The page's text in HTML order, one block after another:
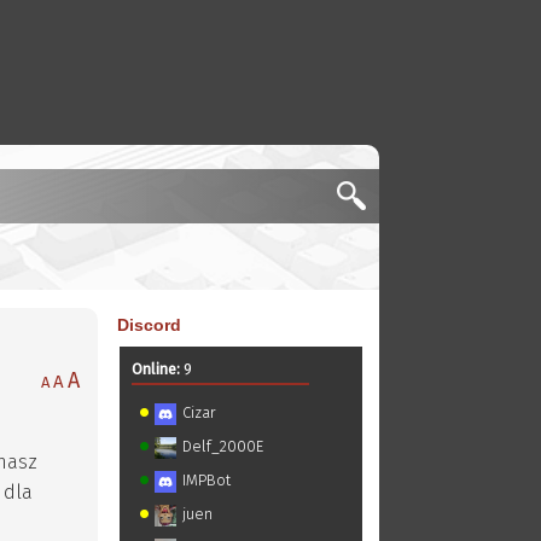
A AA
dla
Discord
Online:9
Cizar
Delf_2000E
IMPBot
juen